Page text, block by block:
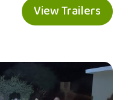
View Trailers